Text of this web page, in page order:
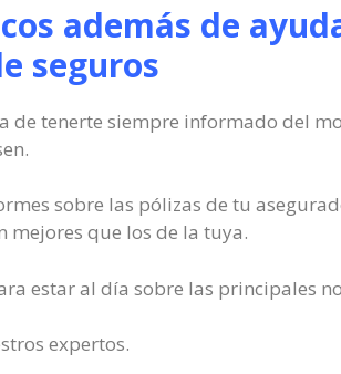
además de
seguros
de tenerte siempre informado del
sobre las pólizas de tu
mejores que los de la tuya.
estar al día sobre las principales
expertos.